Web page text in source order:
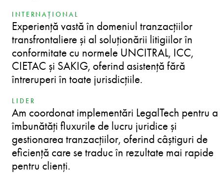
INTERNAȚIONAL
Experiență vastă în domeniul tranzacțiilor
transfrontaliere și al soluționării litigiilor în
conformitate cu normele UNCITRAL, ICC,
CIETAC și SAKIG, oferind asistență fără
întreruperi în toate jurisdicțiile.
LIDER
Am coordonat implementări LegalTech pentru a
îmbunătăți fluxurile de lucru juridice și
gestionarea tranzacțiilor, oferind câștiguri de
eficiență care se traduc în rezultate mai rapide
pentru clienți.